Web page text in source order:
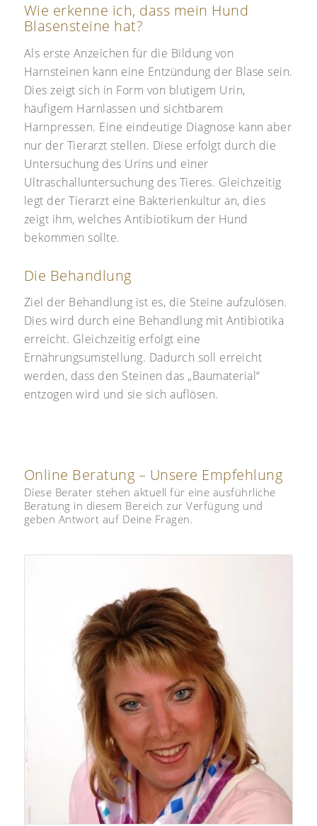
Wie erkenne ich, dass mein Hund
Blasensteine hat?
Als erste Anzeichen für die Bildung von
Harnsteinen kann eine Entzündung der Blase sein.
Dies zeigt sich in Form von blutigem Urin,
häufigem Harnlassen und sichtbarem
Harnpressen. Eine eindeutige Diagnose kann aber
nur der Tierarzt stellen. Diese erfolgt durch die
Untersuchung des Urins und einer
Ultraschalluntersuchung des Tieres. Gleichzeitig
legt der Tierarzt eine Bakterienkultur an, dies
zeigt ihm, welches Antibiotikum der Hund
bekommen sollte.
Die Behandlung
Ziel der Behandlung ist es, die Steine aufzulösen.
Dies wird durch eine Behandlung mit Antibiotika
erreicht. Gleichzeitig erfolgt eine
Ernährungsumstellung. Dadurch soll erreicht
werden, dass den Steinen das „Baumaterial“
entzogen wird und sie sich auflösen.
Online Beratung – Unsere Empfehlung
Diese Berater stehen aktuell für eine ausführliche
Beratung in diesem Bereich zur Verfügung und
geben Antwort auf Deine Fragen.